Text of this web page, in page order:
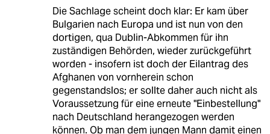
Die Sachlage scheint doch klar: Er kam über
Bulgarien nach Europa und ist nun von den
dortigen, qua Dublin-Abkommen für ihn
zuständigen Behörden, wieder zurückgeführt
worden - insofern ist doch der Eilantrag des
Afghanen von vornherein schon
gegenstandslos; er sollte daher auch nicht als
Voraussetzung für eine erneute "Einbestellung"
nach Deutschland herangezogen werden
können. Ob man dem jungen Mann damit einen